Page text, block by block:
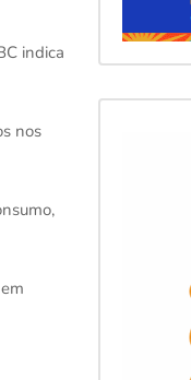
indica
nos